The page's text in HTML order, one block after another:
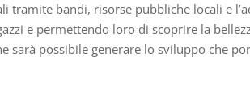
tramite bandi, risorse pubbliche locali e
e permettendo loro di scoprire la
sarà possibile generare lo sviluppo che